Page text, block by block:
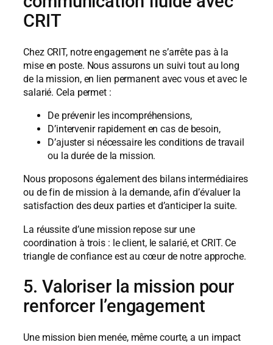
CRIT
Chez CRIT, notre engagement ne s’arrête pas à la
mise en poste. Nous assurons un suivi tout au long
de la mission, en lien permanent avec vous et avec le
salarié. Cela permet :
De prévenir les incompréhensions,
D’intervenir rapidement en cas de besoin,
D’ajuster si nécessaire les conditions de travail
ou la durée de la mission.
Nous proposons également des bilans intermédiaires
ou de fin de mission à la demande, afin d’évaluer la
satisfaction des deux parties et d’anticiper la suite.
La réussite d’une mission repose sur une
coordination à trois : le client, le salarié, et CRIT. Ce
triangle de confiance est au cœur de notre approche.
5. Valoriser la mission pour
renforcer l’engagement
Une mission bien menée, même courte, a un impact